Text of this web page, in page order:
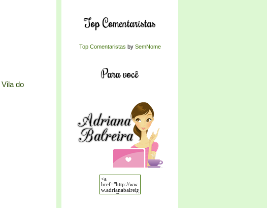
Vila do
Top Comentaristas
Top Comentaristas by SemNome
Para você